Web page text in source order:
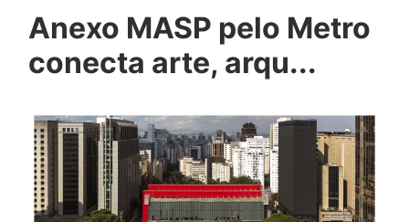
Anexo MASP pelo Metro
conecta arte, arqu...